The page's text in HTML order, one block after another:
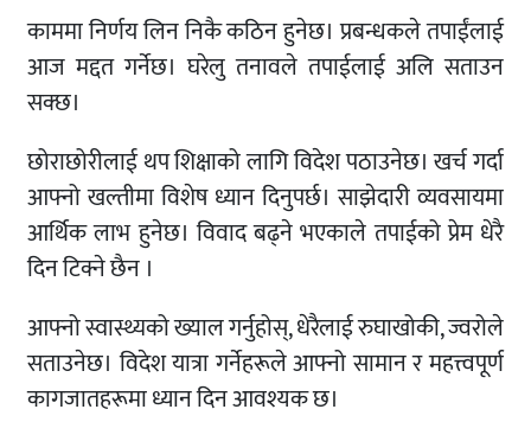
काममा निर्णय लिन निकै कठिन हुनेछ। प्रबन्धकले तपाईंलाई
आज मद्दत गर्नेछ। घरेलु तनावले तपाईलाई अलि सताउन
सक्छ।
छोराछोरीलाई थप शिक्षाको लागि विदेश पठाउनेछ। खर्च गर्दा
आफ्नो खल्तीमा विशेष ध्यान दिनुपर्छ। साझेदारी व्यवसायमा
आर्थिक लाभ हुनेछ। विवाद बढ्ने भएकाले तपाईको प्रेम धेरै
दिन टिक्ने छैन ।
आफ्नो स्वास्थ्यको ख्याल गर्नुहोस्, धेरैलाई रुघाखोकी, ज्वरोले
सताउनेछ। विदेश यात्रा गर्नेहरूले आफ्नो सामान र महत्त्वपूर्ण
कागजातहरूमा ध्यान दिन आवश्यक छ।